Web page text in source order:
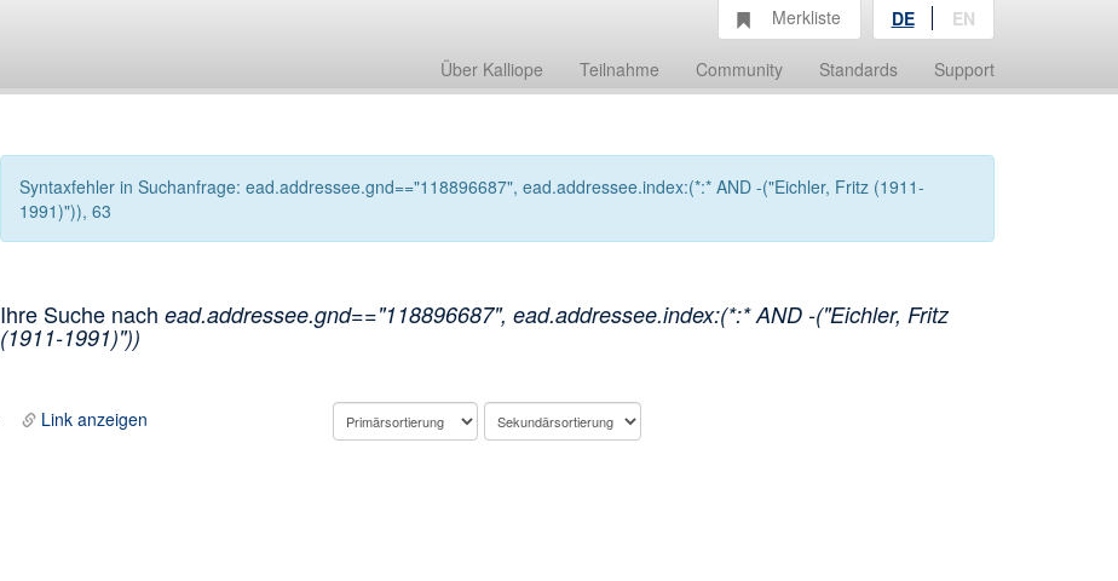
Über Kalliope Teilnahme Community Standards Support
Merkliste DE EN
Syntaxfehler in Suchanfrage: ead.addressee.gnd=="118896687", ead.addressee.index:(*:* AND -("Eichler, Fritz (1911-
1991)")), 63
Ihre Suche nach ead.addressee.gnd=="118896687", ead.addressee.index:(*:* AND -("Eichler, Fritz
(1911-1991)"))
Link anzeigen